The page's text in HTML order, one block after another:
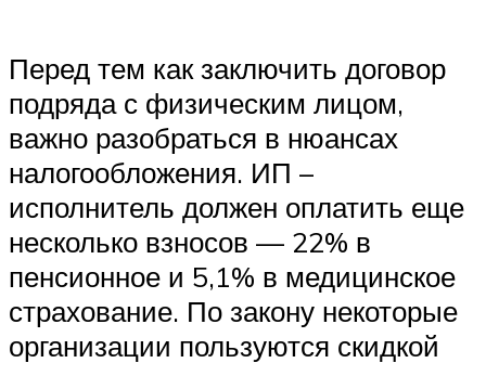
Перед тем как заключить договор
подряда с физическим лицом,
важно разобраться в нюансах
налогообложения. ИП –
исполнитель должен оплатить еще
несколько взносов — 22% в
пенсионное и 5,1% в медицинское
страхование. По закону некоторые
организации пользуются скидкой